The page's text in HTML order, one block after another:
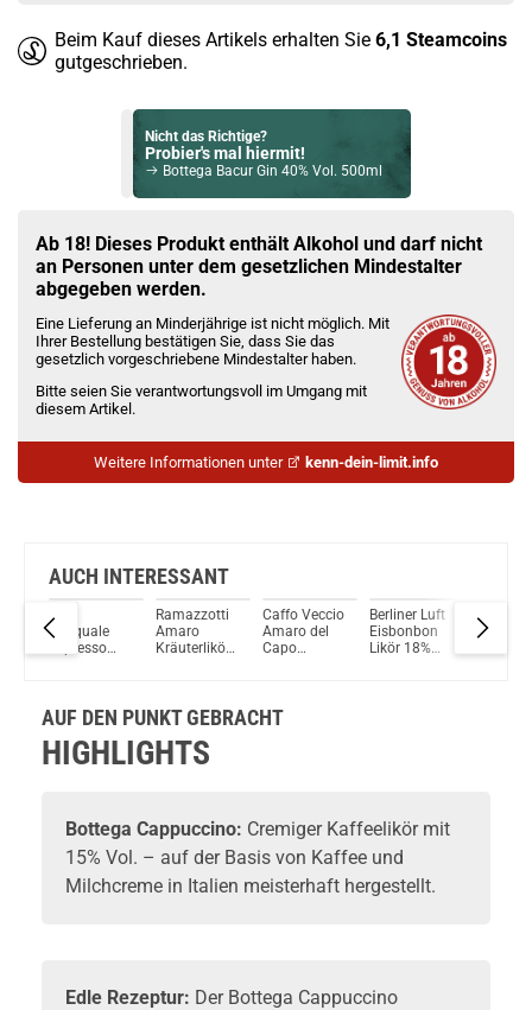
Beim Kauf dieses Artikels erhalten Sie 6,1 Steamcoins
gutgeschrieben.
Nicht das Richtige?
Probier's mal hiermit!
Bottega Bacur Gin 40% Vol. 500ml
Check das mal!
Wilhelm Marx Elderflower Gin 40% Vol. 700ml
Du willst Kröten sparen?
Schau mal hier!
OneVape Air MOD 60 1500mAh 6,0ml Pod Kit Blau
Ab 18! Dieses Produkt enthält Alkohol und darf nicht
an Personen unter dem gesetzlichen Mindestalter
abgegeben werden.
Eine Lieferung an Minderjährige ist nicht möglich. Mit
Ihrer Bestellung bestätigen Sie, dass Sie das
gesetzlich vorgeschriebene Mindestalter haben.
Bitte seien Sie verantwortungsvoll im Umgang mit
diesem Artikel.
Weitere Informationen unter kenn-dein-limit.info
AUCH INTERESSANT
Don
Pasquale
Espresso
Ramazzotti
Amaro
Kräuterlikör
Caffo Veccio
Amaro del
Capo
700ml
Berliner Luft
Eisbonbon
Likör 18%
Crema
AUF DEN PUNKT GEBRACHT
HIGHLIGHTS
Bottega Cappuccino: Cremiger Kaffeelikörmit
15% Vol. – auf der Basis von Kaffee und
Milchcreme in Italien meisterhaft hergestellt.
Edle Rezeptur: Der Bottega Cappuccino